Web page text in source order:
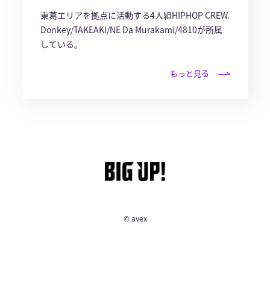
東葛エリアを拠点に活動する4人組HIPHOP CREW.
Donkey/TAKEAKI/NE Da Murakami/4810が所属
している。
もっと見る
© avex